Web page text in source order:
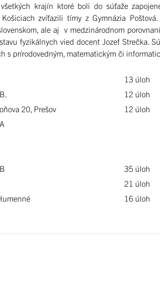
krajín ktoré boli do súťaže
zvíťazili tímy z Gymnázia
ale aj v medzinárodnom
fyzikálnych vied docent Jozef Strečka.
s prírodovedným, matematickým či
13 úloh
12 úloh
20, Prešov
12 úloh
35 úloh
21 úloh
16 úloh